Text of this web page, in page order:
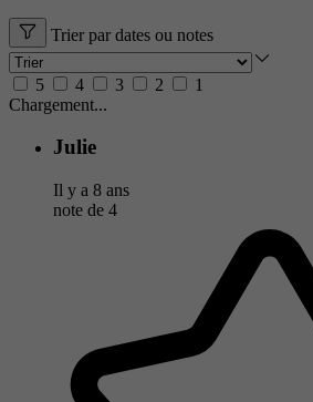
Trier par dates ou notes
5 4 3 2
1
Chargement...
Julie
Il y a 8 ans
note de 4